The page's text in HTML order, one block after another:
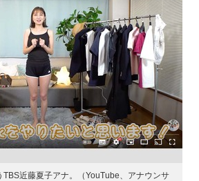
TBS近藤夏子アナ。（YouTube、アナウンサ